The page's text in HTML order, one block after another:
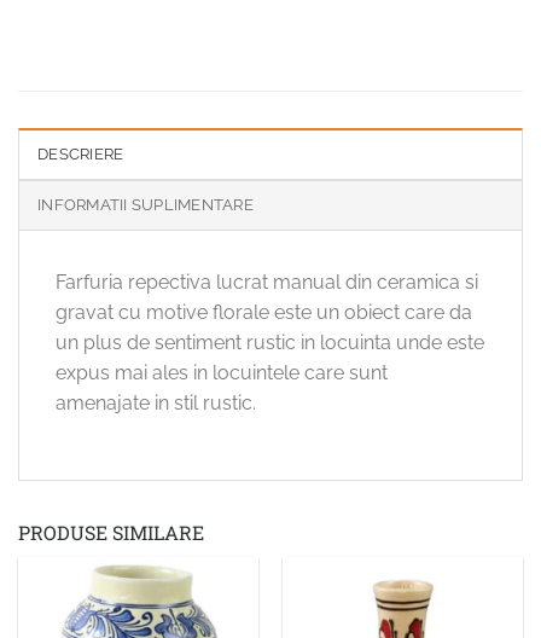
DESCRIERE
INFORMATII SUPLIMENTARE
Farfuria repectiva lucrat manual din ceramica si
gravat cu motive florale este un obiect care da
un plus de sentiment rustic in locuinta unde este
expus mai ales in locuintele care sunt
amenajate in stil rustic.
PRODUSE SIMILARE